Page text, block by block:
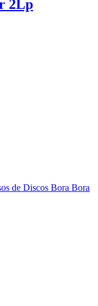
2Lp
de Discos Bora Bora